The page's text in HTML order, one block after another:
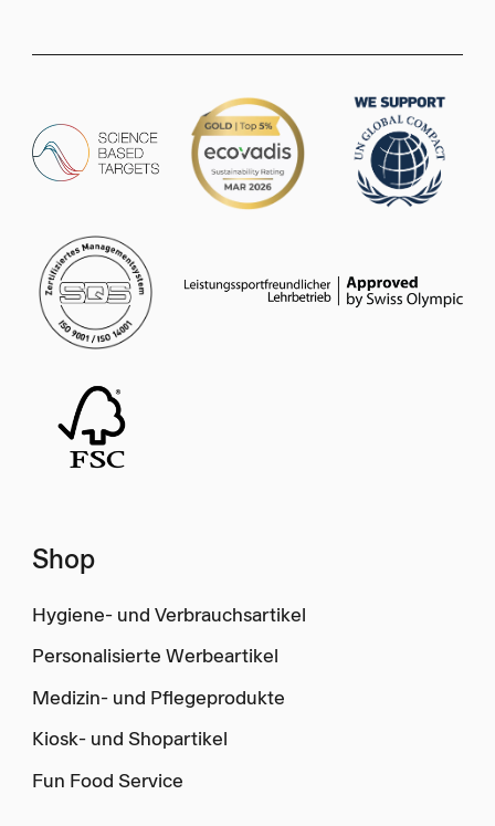
Shop
Hygiene- und Verbrauchsartikel
Personalisierte Werbeartikel
Medizin- und Pflegeprodukte
Kiosk- und Shopartikel
Fun Food Service